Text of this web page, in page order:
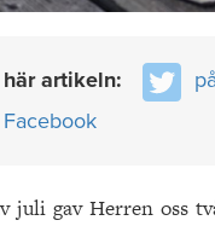
artikeln:
Facebook
juli gav Herren oss